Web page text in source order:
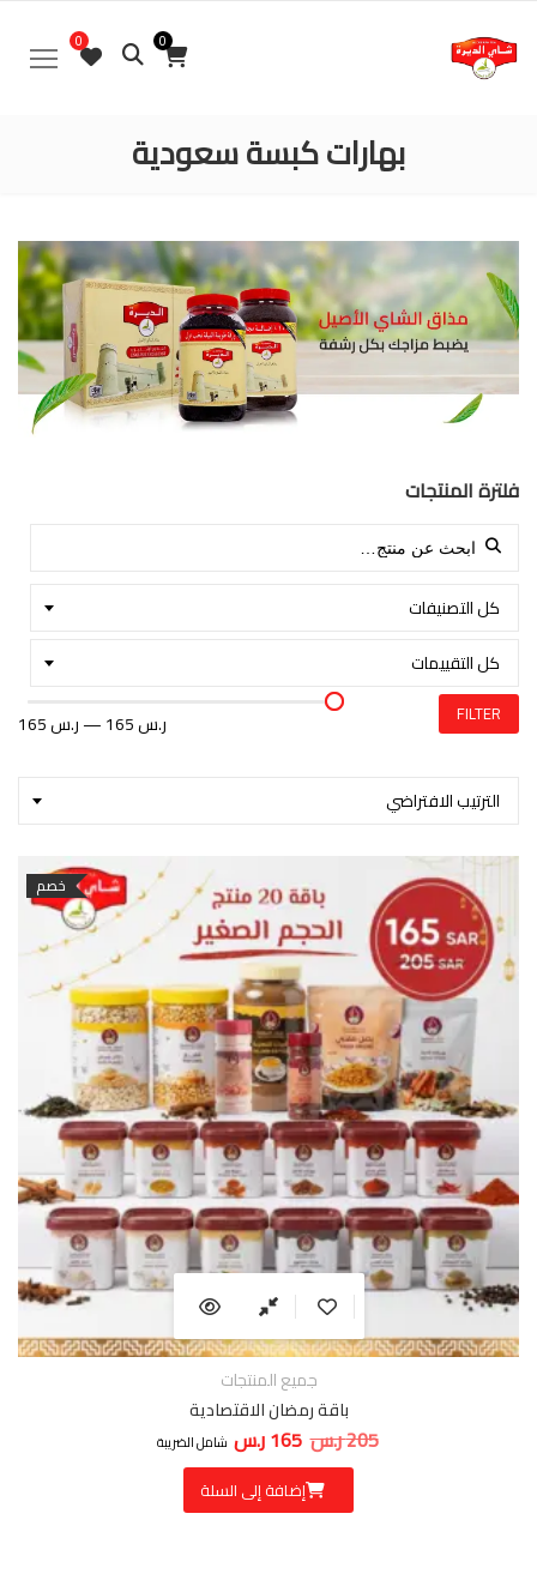
0
0
بهارات كبسة سعودية
فلترة المنتجات
Search for:
كل التصنيفات
كل التقييمات
165 ر.س— 165 ر.س FILTER
الترتيب الافتراضي
خصم
جميع المنتجات
باقة رمضان الاقتصادية
205ر.س السعر الأصلي هو: 205 ر.س.
165ر.س السعر الحالي هو: 165 ر.س.
شامل الضريبة
إضافة إلى السلة